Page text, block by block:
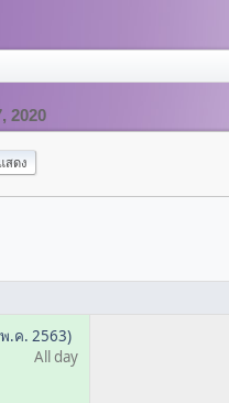
2020
.ค. 2563)
All day